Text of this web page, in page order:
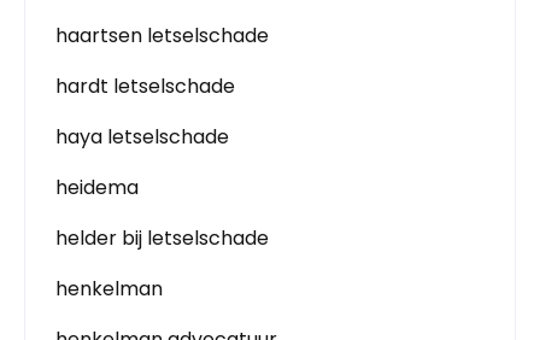
haartsen letselschade
hardt letselschade
haya letselschade
heidema
helder bij letselschade
henkelman